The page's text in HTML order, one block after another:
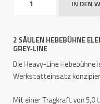
Säulen
elektromagnetisch
TW
B4.5-
G
IN DEN
2 SÄULEN HEBEBÜHNE
GREY-LINE
Die Heavy-Line
Werkstatteinsatz
Mit einer Tragkraft von 5,0